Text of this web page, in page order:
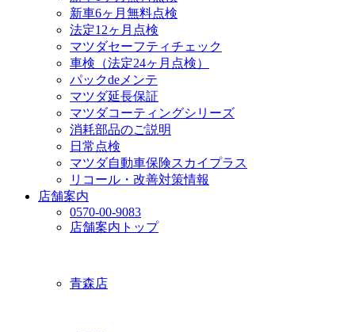
新車6ヶ月無料点検
法定12ヶ月点検
マツダセーフティチェック
車検（法定24ヶ月点検）
パックdeメンテ
マツダ延長保証
マツダコーティングシリーズ
消耗部品のご説明
日常点検
マツダ自動車保険スカイプラス
リコール・改善対策情報
店舗案内
0570-00-9083
店舗案内トップ
青森店